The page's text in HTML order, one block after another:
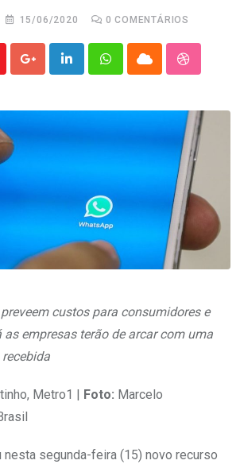
15/06/2020 0 COMENTÁRIOS
Google+LinkedInWhatsappCloud
custos para consumidores e
empresas terão de arcar com uma
Metro1 | Foto: Marcelo
nesta segunda-feira (15) novo recurso